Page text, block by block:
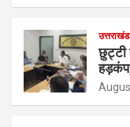
उत्तराखंड
छुट्टी